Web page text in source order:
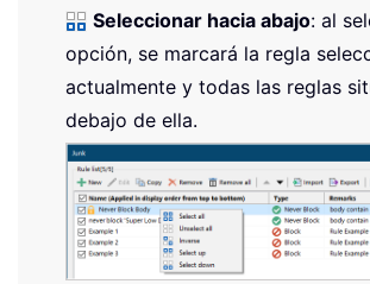
Seleccionar hacia abajo: al
opción, se marcará la regla
actualmente y todas las reglas
debajo de ella.